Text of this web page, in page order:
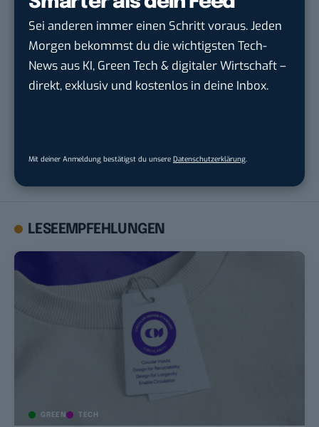
Sei anderen immer einen Schritt voraus. Jeden
Morgen bekommst du die wichtigsten Tech-
News aus KI, Green Tech & digitaler Wirtschaft –
direkt, exklusiv und kostenlos in deine Inbox.
Mit deiner Anmeldung bestätigst du unsere Datenschutzerklärung
THEMEN: E-COMMERCE FACEBOOK
und hat die Seite 2009 abgegeben. Von 2004 bis 2009 hat er
über 12.000 Artikel hier veröffentlicht.
LESEEMPFEHLUNGEN
GREEN TECH